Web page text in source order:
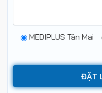
MEDIPLUS Tân Mai